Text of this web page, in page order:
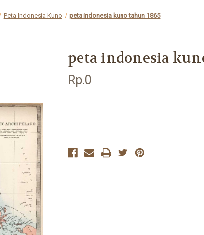
Peta Indonesia Kuno peta indonesia kuno tahun 1865
peta indonesia
Rp.0